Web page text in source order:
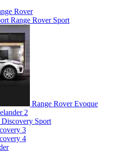
Rover
Range Rover Sport
Range Rover Evoque
2
Discovery Sport
3
4